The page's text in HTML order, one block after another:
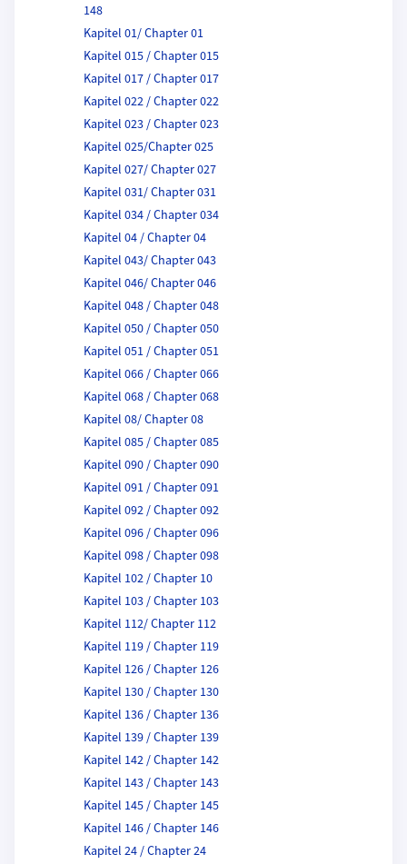
148
Kapitel 01/ Chapter 01
Kapitel 015 / Chapter 015
Kapitel 017 / Chapter 017
Kapitel 022 / Chapter 022
Kapitel 023 / Chapter 023
Kapitel 025/Chapter 025
Kapitel 027/ Chapter 027
Kapitel 031/ Chapter 031
Kapitel 034 / Chapter 034
Kapitel 04 / Chapter 04
Kapitel 043/ Chapter 043
Kapitel 046/ Chapter 046
Kapitel 048 / Chapter 048
Kapitel 050 / Chapter 050
Kapitel 051 / Chapter 051
Kapitel 066 / Chapter 066
Kapitel 068 / Chapter 068
Kapitel 08/ Chapter 08
Kapitel 085 / Chapter 085
Kapitel 090 / Chapter 090
Kapitel 091 / Chapter 091
Kapitel 092 / Chapter 092
Kapitel 096 / Chapter 096
Kapitel 098 / Chapter 098
Kapitel 102 / Chapter 10
Kapitel 103 / Chapter 103
Kapitel 112/ Chapter 112
Kapitel 119 / Chapter 119
Kapitel 126 / Chapter 126
Kapitel 130 / Chapter 130
Kapitel 136 / Chapter 136
Kapitel 139 / Chapter 139
Kapitel 142 / Chapter 142
Kapitel 143 / Chapter 143
Kapitel 145 / Chapter 145
Kapitel 146 / Chapter 146
Kapitel 24 / Chapter 24